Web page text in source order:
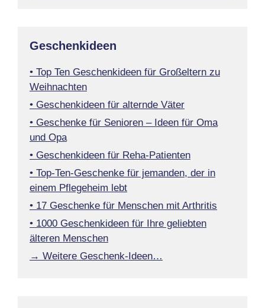
Geschenkideen
• Top Ten Geschenkideen für Großeltern zu
Weihnachten
• Geschenkideen für alternde Väter
• Geschenke für Senioren – Ideen für Oma
und Opa
• Geschenkideen für Reha-Patienten
• Top-Ten-Geschenke für jemanden, der in
einem Pflegeheim lebt
• 17 Geschenke für Menschen mit Arthritis
• 1000 Geschenkideen für Ihre geliebten
älteren Menschen
→ Weitere Geschenk-Ideen…